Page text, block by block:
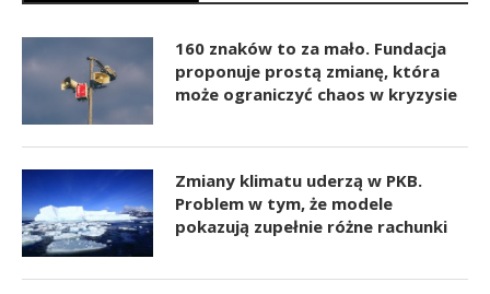
160 znaków to za mało. Fundacja
proponuje prostą zmianę, która
może ograniczyć chaos w kryzysie
Zmiany klimatu uderzą w PKB.
Problem w tym, że modele
pokazują zupełnie różne rachunki